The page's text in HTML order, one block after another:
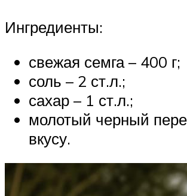
Ингредиенты:
свежая семга – 400 г;
соль – 2 ст.л.;
сахар – 1 ст.л.;
молотый черный
вкусу.